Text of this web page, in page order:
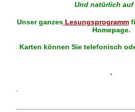
Und natürlich auf
Unser ganzesLesungsprogramm
Homepage.
Karten können Sie telefonisch
.
.